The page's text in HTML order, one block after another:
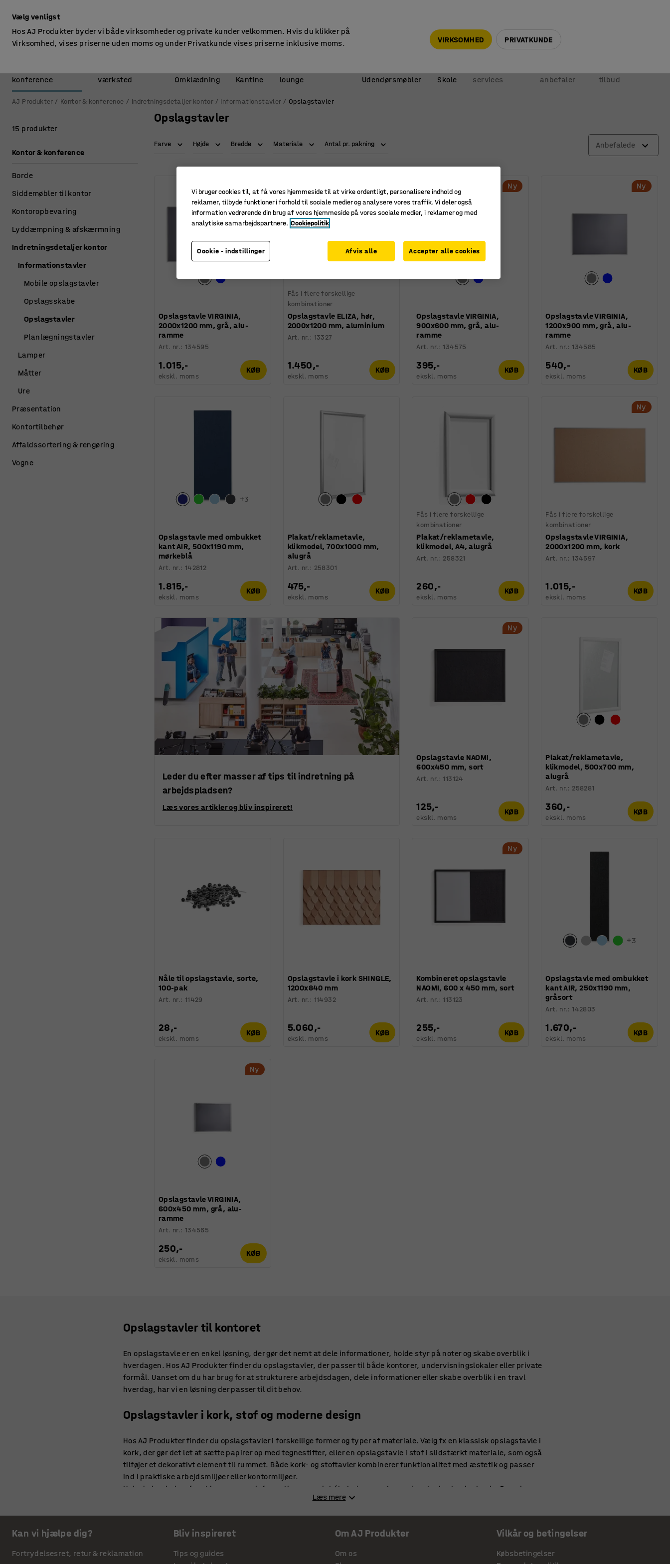
konference
værksted
Omklædning Kantine
lounge
Udendørsmøbler Skole
services
anbefaler
tilbud
AJ Produkter Kontor & konference Indretningsdetaljer kontor Informationstavler Opslagstavler
Opslagstavler
Farve Højde Bredde Materiale Antal pr. pakning Anbefalede
Opslagstavle VIRGINIA,
2000x1200 mm, grå, alu-
ramme
Art. nr.: 134595
1.015,-
ekskl. moms
KØB
Fås i flere forskellige
kombinationer
Opslagstavle ELIZA, hør,
2000x1200 mm, aluminium
Art. nr. : 13327
1.450,-
ekskl. moms
KØB
Ny
Opslagstavle VIRGINIA,
900x600 mm, grå, alu-
ramme
Art. nr. :134575
395,-
ekskl. moms
KØB
Ny
Opslagstavle VIRGINIA,
1200x900 mm, grå, alu-
ramme
Art. nr.:134585
540,-
ekskl. moms
KØB
+3
Opslagstavle med ombukket
kant AIR, 500x1190 mm,
mørkeblå
Art. nr.: 142812
1.815,-
ekskl. moms
KØB
Plakat/reklametavle,
klikmodel, 700x1000 mm,
alugrå
Art. nr. : 258301
475,-
ekskl. moms
KØB
Fås i flere forskellige
kombinationer
Plakat/reklametavle,
klikmodel, A4, alugrå
Art. nr. : 258321
260,-
ekskl. moms
KØB
Ny
Fås i flere forskellige
kombinationer
Opslagstavle VIRGINIA,
2000x1200 mm, kork
Art. nr.:134597
1.015,-
ekskl. moms
KØB
Leder du efter masser af tips til indretning på
arbejdspladsen?
Læs vores artikler og bliv inspireret!
Ny
Opslagstavle NAOMI,
600x450 mm, sort
Art. nr. :113124
125,-
ekskl. moms
KØB
Plakat/reklametavle,
klikmodel, 500x700 mm,
alugrå
Art. nr.: 258281
360,-
ekskl. moms
KØB
Nåle til opslagstavle, sorte,
100-pak
Art. nr.: 11429
28,-
ekskl. moms
KØB
Opslagstavle i kork SHINGLE,
1200x840 mm
Art. nr. : 114932
5.060,-
ekskl. moms
KØB
Ny
Kombineret opslagstavle
NAOMI, 600 x 450 mm, sort
Art. nr. :113123
255,-
ekskl. moms
KØB
+3
Opslagstavle med ombukket
kant AIR, 250x1190 mm,
gråsort
Art. nr.:142803
1.670,-
ekskl. moms
KØB
Ny
Opslagstavle VIRGINIA,
600x450 mm, grå, alu-
ramme
Art. nr.: 134565
250,-
ekskl. moms
KØB
15 produkter
Kontor & konference
Borde
Siddemøbler til kontor
Kontoropbevaring
Lyddæmpning & afskærmning
Indretningsdetaljer kontor
Informationstavler
Mobile opslagstavler
Opslagsskabe
Opslagstavler
Planlægningstavler
Lamper
Måtter
Ure
Præsentation
Kontortilbehør
Affaldssortering & rengøring
Vogne
Opslagstavler til kontoret
En opslagstavle er en enkel løsning, der gør det nemt at dele informationer, holde styr på noter og skabe overblik i
hverdagen. Hos AJ Produkter finder du opslagstavler, der passer til både kontorer, undervisningslokaler eller private
formål. Uanset om du har brug for at strukturere arbejdsdagen, dele informationer eller skabe overblik i en travl
hverdag, har vi en løsning der passer til dit behov.
Opslagstavler i kork, stof og moderne design
Hos AJ Produkter finder du opslagstavler i forskellige former og typer af materiale. Vælg fx en klassisk opslagstavle i
kork, der gør det let at sætte papirer op med tegnestifter, eller en opslagstavle i stof i slidstærkt materiale, som også
tilføjer et dekorativt element til rummet. Både kork- og stoftavler kombinerer funktionalitet med æstetik og passer
ind i praktiske arbejdsmiljøer eller kontormiljøer.
Hvis du har behov for at have mange informationer samlet ét sted, er en stor opslagstavle et oplagt valg. Den giver
god plads til alt fra meddelelser, billeder og projektoversigter på samme tid. Vælg mellem liggende eller stående
Opslagstavler til vidensdeling og visuel kommunikation
Læs mere
Kan vi hjælpe dig?
Fortrydelsesret, retur & reklamation
Bliv inspireret
Tips og guides
Om AJ Produkter
Om os
Vilkår og betingelser
Købsbetingelser
Vælg venligst
Hos AJ Produkter byder vi både virksomheder og private kunder velkommen. Hvis du klikker på
Virksomhed, vises priserne uden moms og under Privatkunde vises priserne inklusive moms.
VIRKSOMHED PRIVATKUNDE
Vi bruger cookies til, at få vores hjemmeside til at virke ordentligt, personalisere indhold og
reklamer, tilbyde funktioner i forhold til sociale medier og analysere vores traffik. Vi deler også
information vedrørende din brug af vores hjemmeside på vores sociale medier, i reklamer og med
analytiske samarbejdspartnere. Cookiepolitik
Cookie - indstillinger Afvis alle Accepter alle cookies